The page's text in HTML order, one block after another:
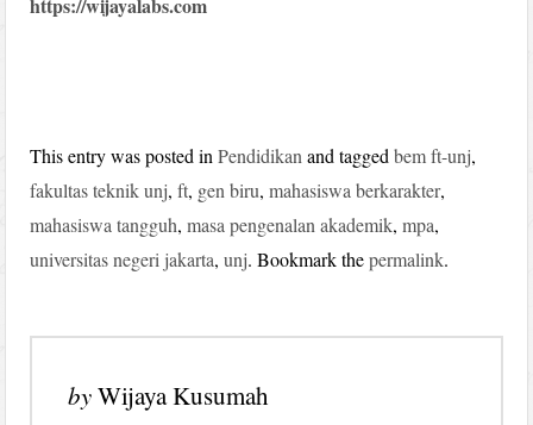
https://wijayalabs.com
This entry was posted inPendidikanand taggedbem ft-unj,
fakultas teknik unj,ft, gen biru,mahasiswa berkarakter,
mahasiswa tangguh,masa pengenalan akademik,mpa,
universitas negeri jakarta,unj. Bookmark thepermalink.
byWijaya Kusumah